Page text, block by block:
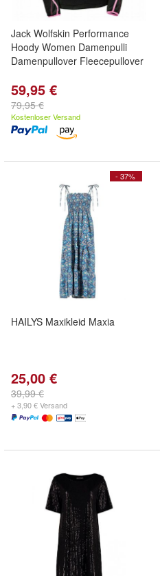
Jack Wolfskin Performance
Hoody Women Damenpulli
Damenpullover Fleecepullover
59,95 €
79,95 €
Kostenloser Versand
- 37%
HAILYS Maxikleid Maxia
25,00 €
39,99 €
+ 3,90 € Versand